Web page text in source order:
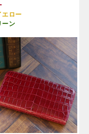
エロー
ーン